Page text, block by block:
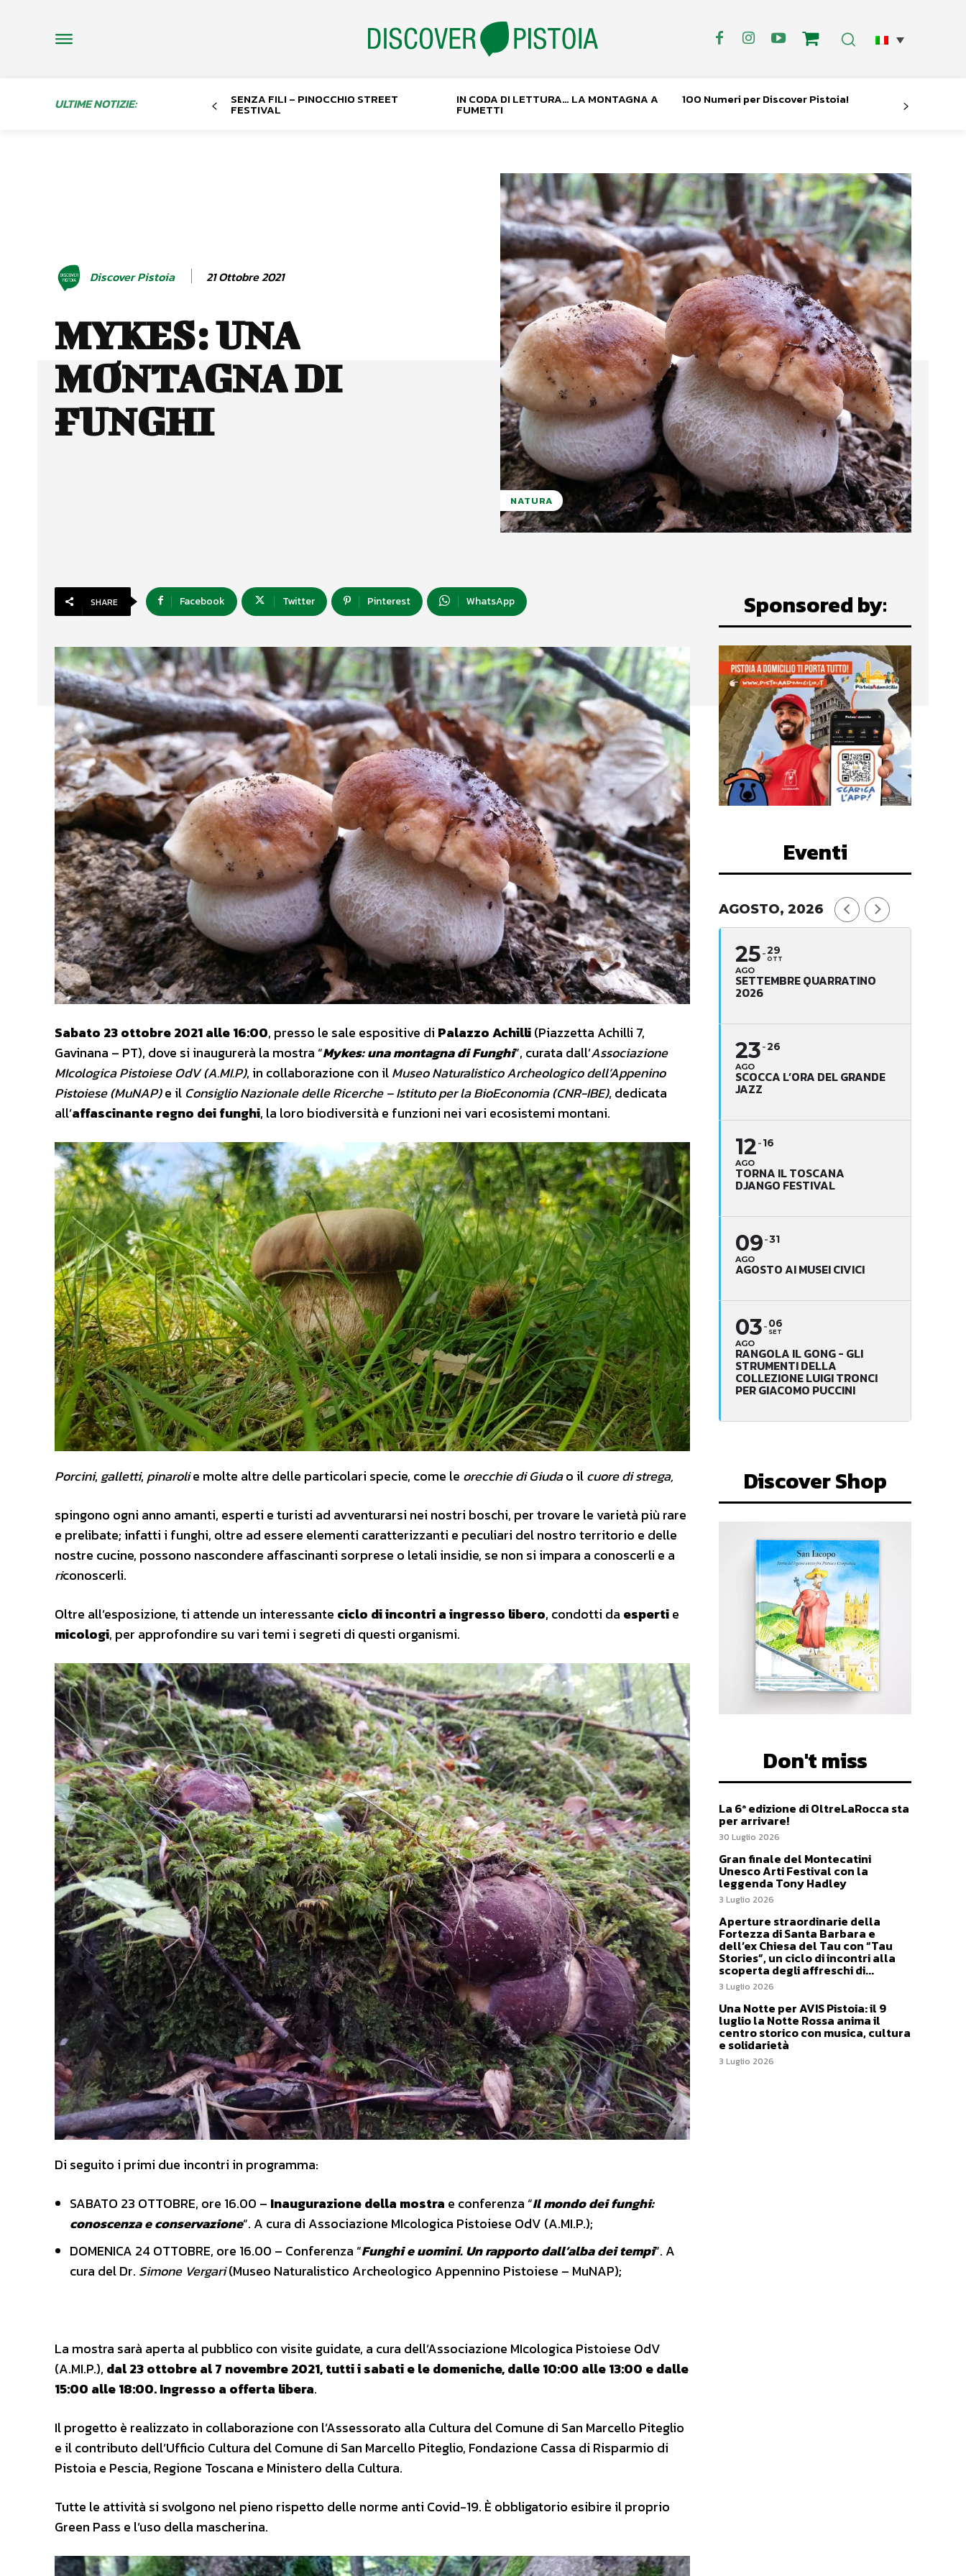
ULTIME NOTIZIE: SENZA FILI – PINOCCHIO STREET
FESTIVAL
IN CODA DI LETTURA… LA MONTAGNA A
FUMETTI
100 Numeri per Discover Pistoia!
Discover Pistoia 21 Ottobre 2021
MYKES: UNA
MONTAGNA DI
FUNGHI
NATURA
SHARE Facebook Twitter Pinterest WhatsApp
Sabato 23 ottobre 2021 alle 16:00, presso le sale espositive di Palazzo Achilli(Piazzetta Achilli 7,
Gavinana – PT), dove si inaugurerà la mostra “Mykes: una montagna di Funghi”, curata dall’Associazione
MIcologica Pistoiese OdV (A.MI.P), in collaborazione con ilMuseo Naturalistico Archeologico dell’Appenino
Pistoiese (MuNAP)e il Consiglio Nazionale delle Ricerche – Istituto per la BioEconomia (CNR-IBE), dedicata
all’affascinante regno dei funghi, la loro biodiversità e funzioni nei vari ecosistemi montani.
Porcini, galletti, pinarolie molte altre delle particolari specie, come le orecchie di Giudao ilcuore di strega,
spingono ogni anno amanti, esperti e turisti ad avventurarsi nei nostri boschi, per trovare le varietà più rare
e prelibate; infatti i funghi, oltre ad essere elementi caratterizzanti e peculiari del nostro territorio e delle
nostre cucine, possono nascondere affascinanti sorprese o letali insidie, se non si impara a conoscerli e a
riconoscerli.
Oltre all’esposizione, ti attende un interessante ciclo di incontri a ingresso libero, condotti da espertie
micologi, per approfondire su vari temi i segreti di questi organismi.
Di seguito i primi due incontri in programma:
SABATO 23 OTTOBRE, ore 16.00 – Inaugurazione della mostra e conferenza “Il mondo dei funghi:
conoscenza e conservazione“. A cura di Associazione MIcologica Pistoiese OdV (A.MI.P.);
DOMENICA 24 OTTOBRE, ore 16.00 – Conferenza “Funghi e uomini. Un rapporto dall’alba dei tempi”. A
cura del Dr. Simone Vergari(Museo Naturalistico Archeologico Appennino Pistoiese – MuNAP);
La mostra sarà aperta al pubblico con visite guidate, a cura dell’Associazione MIcologica Pistoiese OdV
(A.MI.P.), dal 23 ottobre al 7 novembre 2021, tutti i sabati e le domeniche, dalle 10:00 alle 13:00 e dalle
15:00 alle 18:00. Ingresso a offerta libera.
Il progetto è realizzato in collaborazione con l’Assessorato alla Cultura del Comune di San Marcello Piteglio
e il contributo dell’Ufficio Cultura del Comune di San Marcello Piteglio, Fondazione Cassa di Risparmio di
Pistoia e Pescia, Regione Toscana e Ministero della Cultura.
Tutte le attività si svolgono nel pieno rispetto delle norme anti Covid-19. È obbligatorio esibire il proprio
Green Pass e l’uso della mascherina.
Sponsored by:
Eventi
AGOSTO, 2026
25
AGO
29
OTT
SETTEMBRE QUARRATINO
2026
23
AGO
26
SCOCCA L’ORA DEL GRANDE
JAZZ
12
AGO
16
TORNA IL TOSCANA
DJANGO FESTIVAL
09
AGO
31
AGOSTO AI MUSEI CIVICI
03
AGO
06
SET
RANGOLA IL GONG - GLI
STRUMENTI DELLA
COLLEZIONE LUIGI TRONCI
PER GIACOMO PUCCINI
Discover Shop
Don't miss
La 6ª edizione di OltreLaRocca sta
per arrivare!
30 Luglio 2026
Gran finale del Montecatini
Unesco Arti Festival con la
leggenda Tony Hadley
3 Luglio 2026
Aperture straordinarie della
Fortezza di Santa Barbara e
dell’ex Chiesa del Tau con “Tau
Stories”, un ciclo di incontri alla
scoperta degli affreschi di...
3 Luglio 2026
Una Notte per AVIS Pistoia: il 9
luglio la Notte Rossa anima il
centro storico con musica, cultura
e solidarietà
3 Luglio 2026